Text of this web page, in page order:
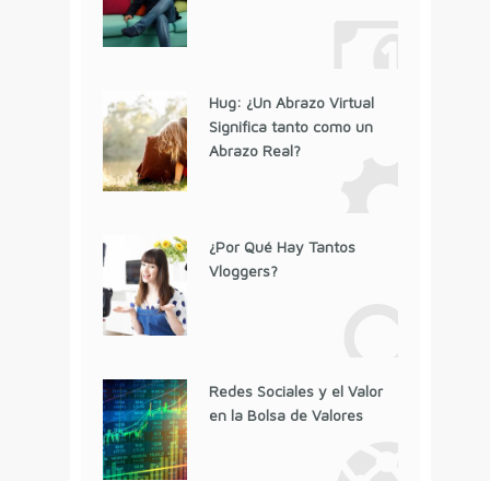
Hug: ¿Un Abrazo Virtual
Significa tanto como un
Abrazo Real?
¿Por Qué Hay Tantos
Vloggers?
Redes Sociales y el Valor
en la Bolsa de Valores